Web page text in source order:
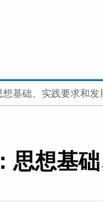
基础、实践要求和发